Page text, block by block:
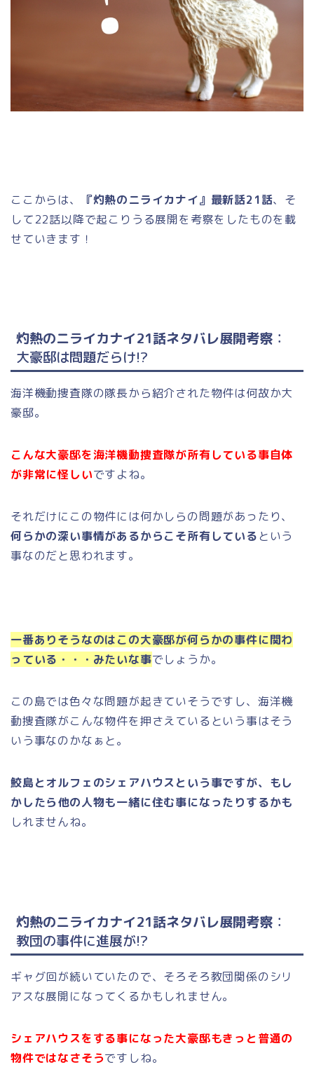
ここからは、 『灼熱のニライカナイ』最新話21話、そ
して22話以降で起こりうる展開を考察をしたものを載
せていきます！
灼熱のニライカナイ21話ネタバレ展開考察 ：
大豪邸は問題だらけ!?
海洋機動捜査隊の隊長から紹介された物件は何故か大
豪邸。
こんな大豪邸を海洋機動捜査隊が所有している事自体
が非常に怪しいですよね。
それだけにこの物件には何かしらの問題があったり、
何らかの深い事情があるからこそ所有しているという
事なのだと思われます。
一番ありそうなのはこの大豪邸が何らかの事件に関わ
っている・・・みたいな事でしょうか。
この島では色々な問題が起きていそうですし、海洋機
動捜査隊がこんな物件を押さえているという事はそう
いう事なのかなぁと。
鮫島とオルフェのシェアハウスという事ですが、もし
かしたら他の人物も一緒に住む事になったりするかも
しれませんね。
灼熱のニライカナイ21話ネタバレ展開考察 ：
教団の事件に進展が!?
ギャグ回が続いていたので、そろそろ教団関係のシリ
アスな展開になってくるかもしれません。
シェアハウスをする事になった大豪邸もきっと普通の
物件ではなさそうですしね。